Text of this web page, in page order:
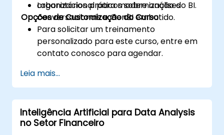
organizacional para modernização do BI.
Laboratórios práticos sobre análises
conversacionais e GenBI embutido.
Opções de Customização do Curso
Para solicitar um treinamento
personalizado para este curso, entre em
contato conosco para agendar.
Leia mais...
Inteligência Artificial para Data Analysis
no Setor Financeiro